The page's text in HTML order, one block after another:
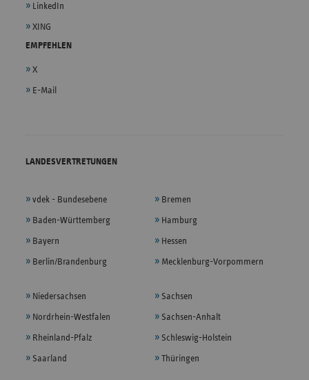
LinkedIn
XING
EMPFEHLEN
X
E-Mail
LANDESVERTRETUNGEN
vdek - Bundesebene
Baden-Württemberg
Bayern
Berlin/Brandenburg
Bremen
Hamburg
Hessen
Mecklenburg-Vorpommern
Niedersachsen
Nordrhein-Westfalen
Rheinland-Pfalz
Saarland
Sachsen
Sachsen-Anhalt
Schleswig-Holstein
Thüringen